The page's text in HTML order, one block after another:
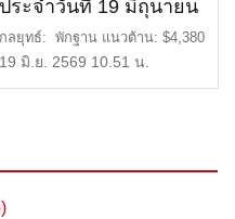
ประจำวันที่ 19 มิถุนายน
2569
กลยุทธ์: พักฐาน แนวต้าน: $4,380
= 67,000 บาท แนวรับ: $ […]
19 มิ.ย. 2569 10.51 น.